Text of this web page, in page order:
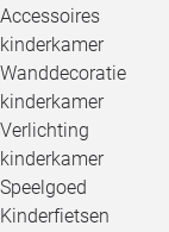
Accessoires
kinderkamer
Wanddecoratie
kinderkamer
Verlichting
kinderkamer
Speelgoed
Kinderfietsen